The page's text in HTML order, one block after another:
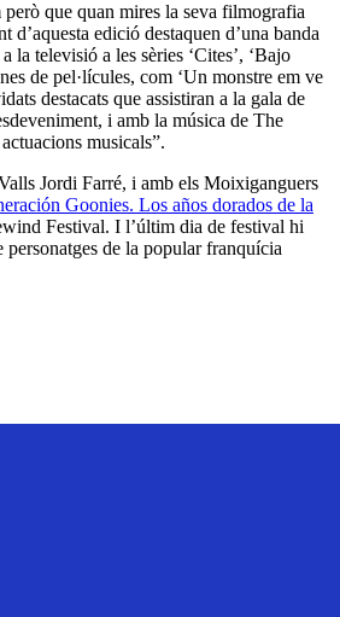
que quan mires la seva filmografia
edició destaquen d’una banda
televisió a les sèries ‘Cites’, ‘Bajo
de pel·lícules, com ‘Un monstre em ve
destacats que assistiran a la gala de
i amb la música de The
musicals”.
Jordi Farré, i amb els Moixiganguers
Goonies. Los años dorados de la
Festival. I l’últim dia de festival hi
de la popular franquícia